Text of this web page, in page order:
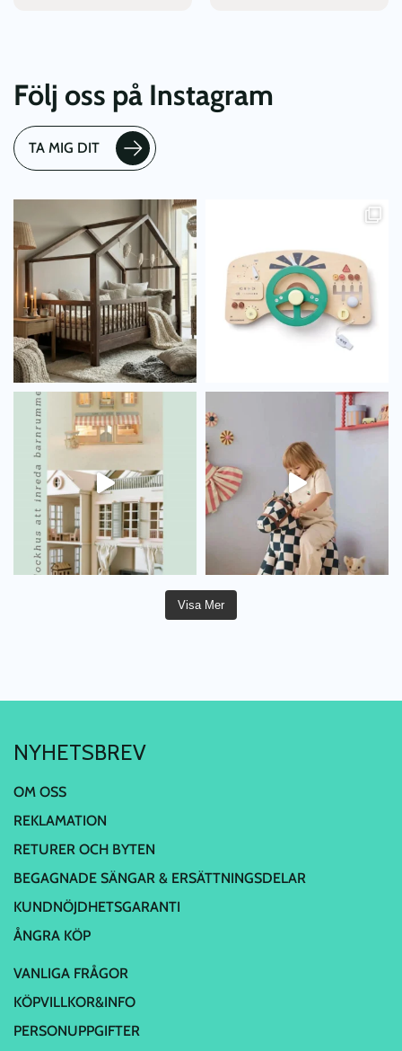
Följ oss på Instagram
TA MIG DIT
Visa Mer
NYHETSBREV
OM OSS
REKLAMATION
RETURER OCH BYTEN
BEGAGNADE SÄNGAR & ERSÄTTNINGSDELAR
KUNDNÖJDHETSGARANTI
ÅNGRA KÖP
VANLIGA FRÅGOR
KÖPVILLKOR&INFO
PERSONUPPGIFTER